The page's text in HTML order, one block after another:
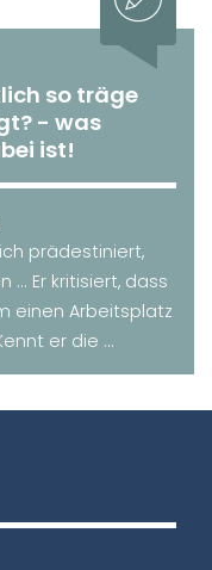
so träge
- was
ist!
prädestiniert,
... Er kritisiert, dass
einen Arbeitsplatz
er die ...